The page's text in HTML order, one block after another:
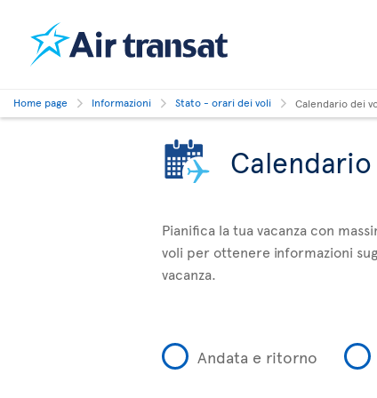
Home page Informazioni Stato - orari dei voli Calendario dei
Pianifica la tua vacanza con
voli per ottenere informazioni
vacanza.
Andata e ritorno